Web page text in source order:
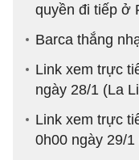
quyền đi tiếp ở
Barca thắng
Link xem trực
ngày 28/1 (La
Link xem trực
0h00 ngày 29/1